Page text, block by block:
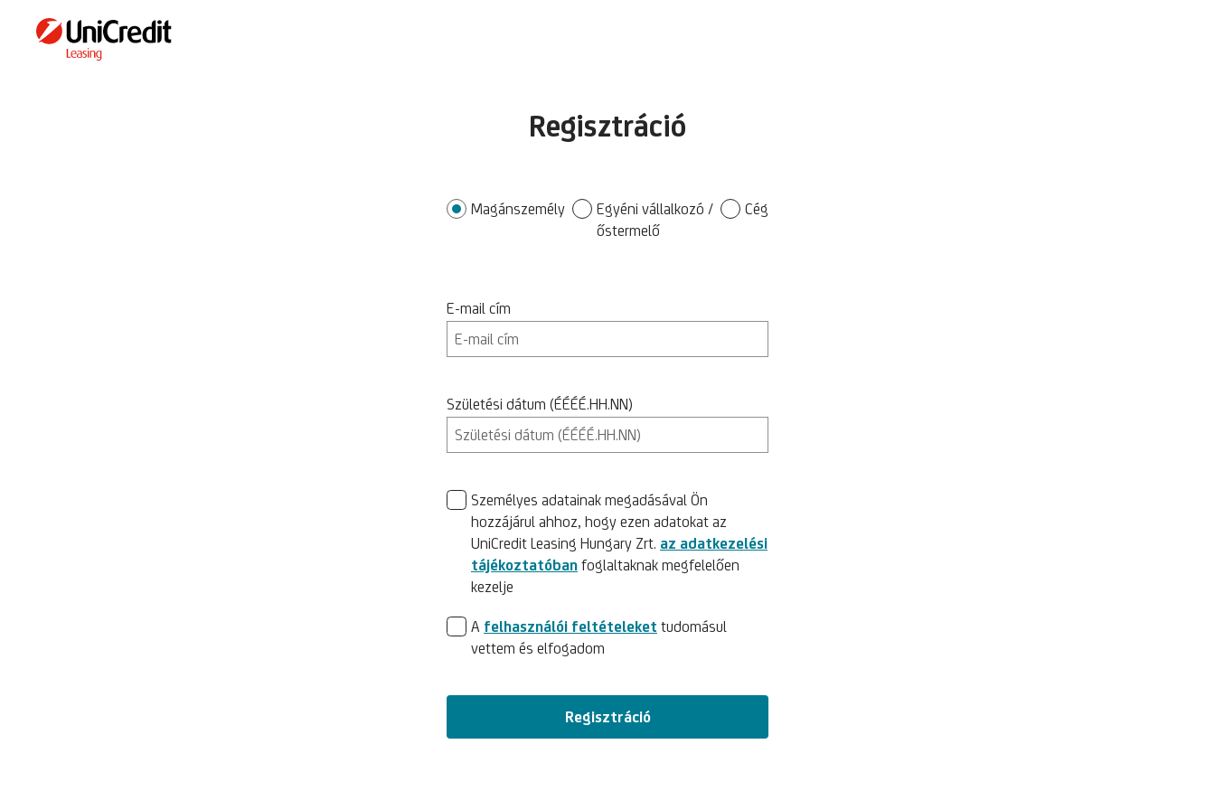
Regisztráció
Magánszemély
Egyéni vállalkozó /
őstermelő
Cég
E-mail cím
Születési dátum (ÉÉÉÉ.HH.NN)
Személyes adatainak megadásával Ön
hozzájárul ahhoz, hogy ezen adatokat az
UniCredit Leasing Hungary Zrt. az adatkezelési
tájékoztatóban foglaltaknak megfelelően
kezelje
A felhasználói feltételeket tudomásul
vettem és elfogadom
Regisztráció